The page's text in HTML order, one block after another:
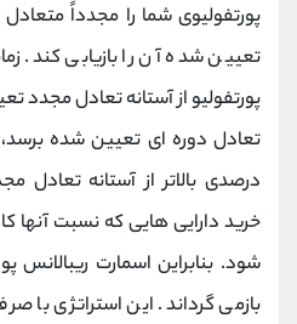
پورتفولیوی شما را مجدداً
تعیین شده آن را بازیابی کند.
پورتفولیو از آستانه تعادل مجدد
تعادل دوره ای تعیین شده
درصدی بالاتر از آستانه تعادل
خرید دارایی هایی که نسبت
شود. بنابراین اسمارت ریبالانس
بازمی گرداند. این استراتژی با
تلفن
اینستاگرام
کانال تلگرام
کانال بله